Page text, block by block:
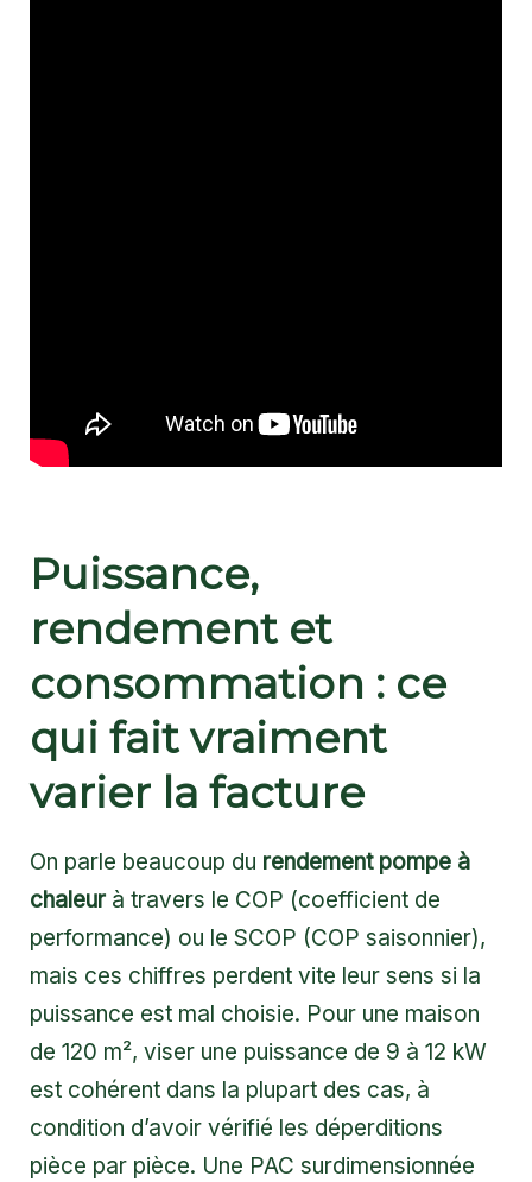
Puissance,
rendement et
consommation : ce
qui fait vraiment
varier la facture
On parle beaucoup du rendement pompe à
chaleurà travers le COP (coefficient de
performance) ou le SCOP (COP saisonnier),
mais ces chiffres perdent vite leur sens si la
puissance est mal choisie. Pour une maison
de 120 m², viser une puissance de 9 à 12 kW
est cohérent dans la plupart des cas, à
condition d’avoir vérifié les déperditions
pièce par pièce. Une PAC surdimensionnée